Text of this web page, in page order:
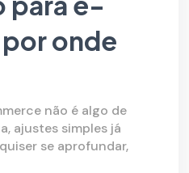
onde
não é algo de
ajustes simples já
se aprofundar,